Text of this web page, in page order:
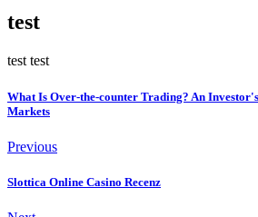
test
test test
What Is Over-the-counter Trading? An
Markets
Previous
Slottica Online Casino Recenz